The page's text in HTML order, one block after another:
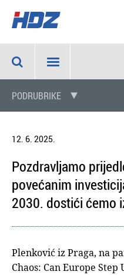
PODRUBRIKE
12. 6. 2025.
Pozdravljamo
povećanim
2030. dostići ćemo
Plenković iz Praga, na
Chaos: Can Europe Step